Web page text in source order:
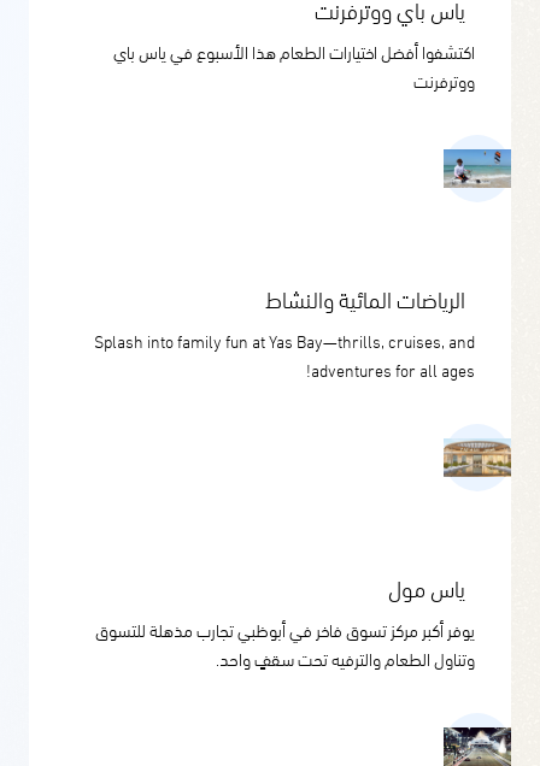
ياس باي ووترفرنت
اكتشفوا أفضل اختيارات الطعام هذا الأسبوع في ياس باي
ووترفرنت
الرياضات المائية والنشاط
Splash into family fun at Yas Bay—thrills, cruises, and
adventures for all ages!
ياس مول
يوفر أكبر مركز تسوق فاخر في أبوظبي تجارب مذهلة للتسوق
وتناول الطعام والترفيه تحت سقفٍ واحد.